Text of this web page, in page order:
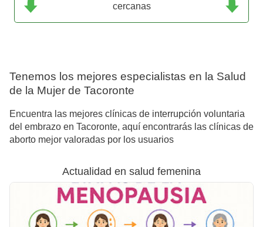
cercanas
Tenemos los mejores especialistas en la Salud
de la Mujer de Tacoronte
Encuentra las mejores clínicas de interrupción voluntaria
del embrazo en Tacoronte, aquí encontrarás las clínicas de
aborto mejor valoradas por los usuarios
Actualidad en salud femenina